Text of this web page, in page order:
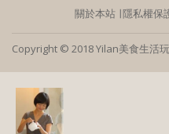
關於本站 ∣隱私權保
Copyright © 2018 Yilan美食生活